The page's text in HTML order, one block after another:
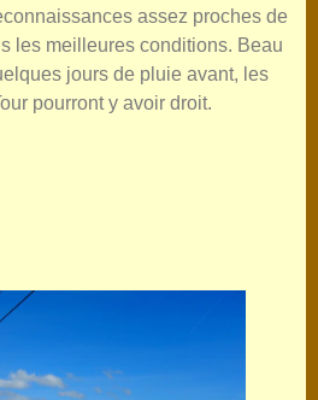
assez proches de
les meilleures conditions. Beau
jours de pluie avant, les
pourront y avoir droit.